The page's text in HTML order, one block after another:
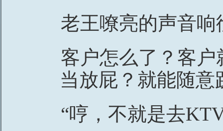
老王嘹亮的声音响
客户怎么了？客
当放屁？就能随
“哼，不就是去